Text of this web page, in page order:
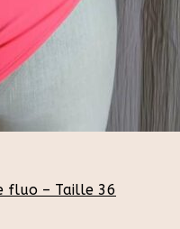
fluo – Taille 36